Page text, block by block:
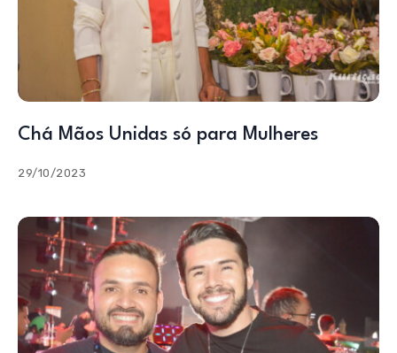
Chá Mãos Unidas só para Mulheres
29/10/2023